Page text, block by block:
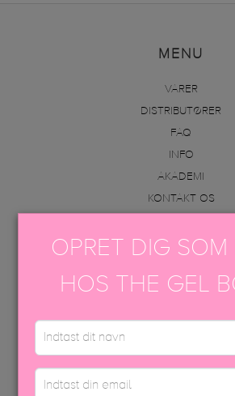
MENU
VARER
DISTRIBUTØRER
FAQ
INFO
AKADEMI
KONTAKT OS
Skalhuse 10
OPRET DIG SOM
HOS THE GEL